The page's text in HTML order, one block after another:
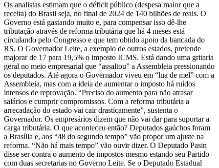
Os analistas estimam que o déficit público (despesa maior que a
receita) do Brasil seja, no final de 2024 de 140 bilhões de reais. O
Governo está gastando muito e, para compensar isso dê-lhe
tributação através de reforma tributária que há 4 meses está
circulando pelo Congresso e que tem obtido apoio da bancada do
RS. O Governador Leite, a exemplo de outros estados, pretende
majorar de 17 para 19,5% o imposto ICMS. Está dando uma gritaria
geral no meio empresarial que “assaltou” a Assembleia pressionando
os deputados. Até agora o Governador viveu em “lua de mel” com a
Assembleia, mas com a ideia de aumentar o imposto há ruídos
intensos de reprovação. “Preciso do aumento para não atrasar
salários e cumprir compromissos. Com a reforma tributária a
arrecadação do estado vai cair drasticamente”, sustenta o
Governador. Os empresários dizem que não vai dar para suportar a
carga tributária. O que aconteceu então? Deputados gaúchos foram
a Brasília e, aos “48 do segundo tempo” vão propor um ajuste na
reforma. “Não há mais tempo” vão ouvir dizer. O Deputado Pasin
disse ser contra o aumento de impostos mesmo estando seu Partido
com duas secretarias no Governo Leite. Se o Deputado Estadual